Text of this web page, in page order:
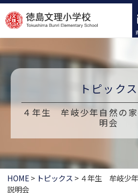
コ
ン
テ
へ
ッ
プ
トピックス
４年生 牟岐少年自然の
明会
HOME> トピックス > ４年生 牟岐少
説明会